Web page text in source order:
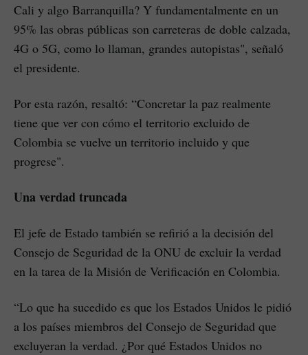
Cali y algo Barranquilla? Y fundamentalmente en un
95% las obras públicas son carreteras de doble calzada,
4G o 5G, como lo llaman, grandes autopistas", señaló
el presidente.
Por esta razón, resaltó: “Concretar la paz realmente
tiene que ver con cómo el territorio excluido de
Colombia se vuelve un territorio incluido y que
progrese".
Una verdad ​truncada
El jefe de Estado también se refirió a la decisión del
Consejo de Seguridad de la ONU de excluir la verdad
en la tarea de la Misión de Verificación en Colombia.
“Lo que ha sucedido es que los Estados Unidos le pidió
a los países miembros del Consejo de Seguridad que
excluyeran la verdad. ¿Por qué Estados Unidos no